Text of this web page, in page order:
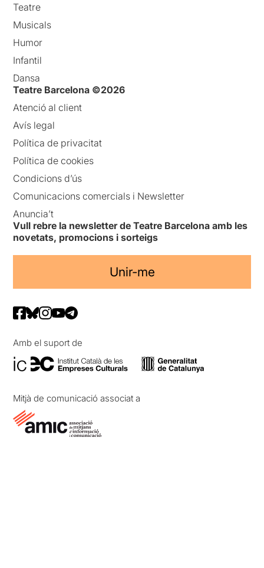
Teatre
Musicals
Humor
Infantil
Dansa
Teatre Barcelona ©2026
Atenció al client
Avís legal
Política de privacitat
Política de cookies
Condicions d’ús
Comunicacions comercials i Newsletter
Anuncia’t
Vull rebre la newsletter de Teatre Barcelona amb les
novetats, promocions i sorteigs
Unir-me
Amb el suport de
Mitjà de comunicació associat a